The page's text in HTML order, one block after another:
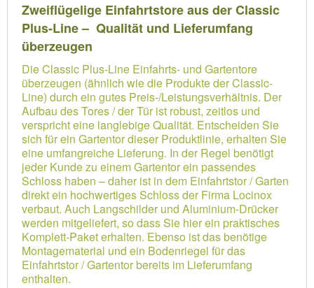
Zweiflügelige Einfahrtstore aus der Classic
Plus-Line – Qualität und Lieferumfang
überzeugen
Die Classic Plus-Line Einfahrts- und Gartentore
überzeugen (ähnlich wie die Produkte der Classic-
Line) durch ein gutes Preis-/Leistungsverhältnis. Der
Aufbau des Tores / der Tür ist robust, zeitlos und
verspricht eine langlebige Qualität. Entscheiden Sie
sich für ein Gartentor dieser Produktlinie, erhalten Sie
eine umfangreiche Lieferung. In der Regel benötigt
jeder Kunde zu einem Gartentor ein passendes
Schloss haben – daher ist in dem Einfahrtstor / Garten
direkt ein hochwertiges Schloss der Firma Locinox
verbaut. Auch Langschilder und Aluminium-Drücker
werden mitgeliefert, so dass Sie hier ein praktisches
Komplett-Paket erhalten. Ebenso ist das benötige
Montagematerial und ein Bodenriegel für das
Einfahrtstor / Gartentor bereits im Lieferumfang
enthalten.